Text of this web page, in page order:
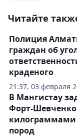
Читайте
21:37, 03 февраля
Полиция
граждан об
краденого
В Мангистау
Форт-Шевченко
килограммами
пород